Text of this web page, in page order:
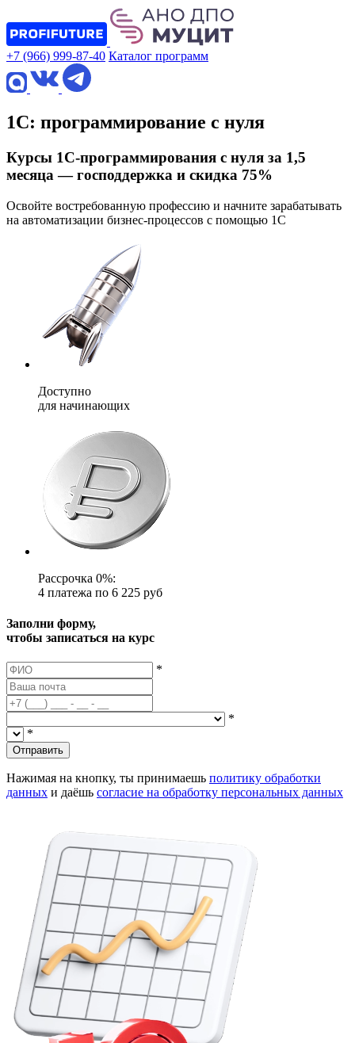
+7 (966) 999-87-40 Каталог программ
1С: программирование с нуля
Курсы 1С-программирования с нуля за 1,5
месяца — господдержка и скидка 75%
Освойте востребованную профессию и начните зарабатывать
на автоматизации бизнес-процессов с помощью 1С
Доступно
для начинающих
Рассрочка 0%:
4 платежа по 6 225 руб
Заполни форму,
чтобы записаться на курс
*
*
*
Отправить
Нажимая на кнопку, ты принимаешь политику обработки
данных и даёшь согласие на обработку персональных данных